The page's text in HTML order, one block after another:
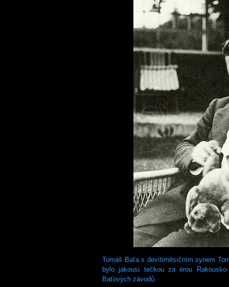
Tomáš Baťa s devítiměsíčním synem
bylo jakousi tečkou za érou
Baťových závodů.